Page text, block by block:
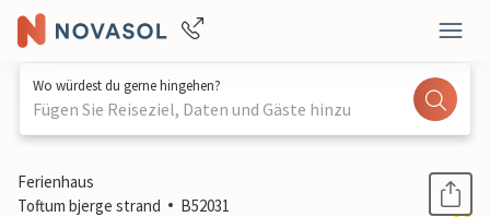
Wo würdest du gerne hingehen?
Fügen Sie Reiseziel, Daten und Gäste hinzu
1 / 16
Ferienhaus
Toftum bjerge strand
B52031